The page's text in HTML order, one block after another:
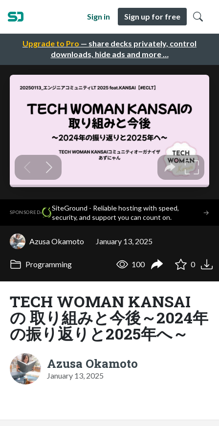
Upgrade to Pro — share decks privately, control
downloads, hide ads and more …
Sign in Sign up for free
SPONSORED·
SiteGround - Reliable hosting with speed,
security, and support you can count on.
→
Azusa Okamoto January 13, 2025
Programming 100 0
TECH WOMAN KANSAI
の 取り組みと今後～2024年
の振り返りと2025年へ～
Azusa Okamoto
January 13, 2025